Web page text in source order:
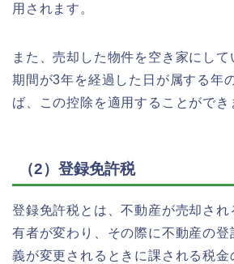
用されます。
また、売却した物件を空き家にし
期間が3年を経過した日が属する年
ば、この控除を適用することができ
（2）登録免許税
登録免許税とは、不動産が売却され
有者が変わり、その際に不動産の登
義が変更されるときに課される税金